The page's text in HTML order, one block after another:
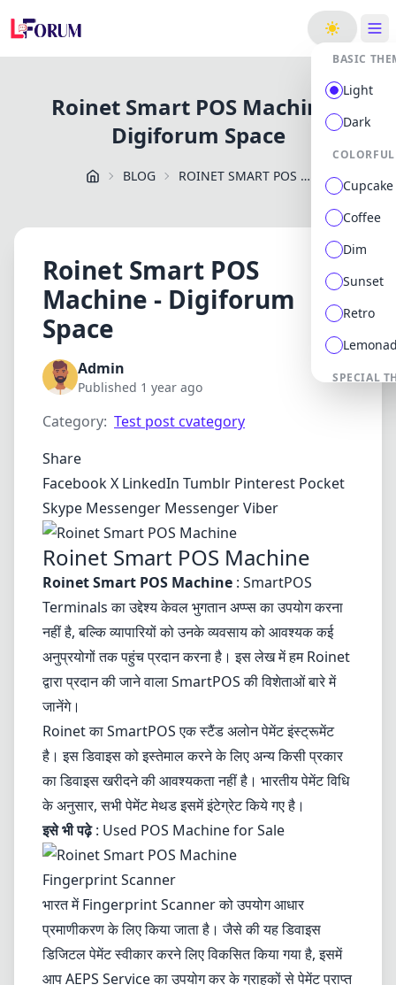
BASIC
Light
Dark
Cupcake
Coffee
Dim
Sunset
Retro
SPECIAL
NATURE
Garden
ELEGANT
Luxury
Roinet Smart POS Machine -
Digiforum Space
BLOG ROINET SMART POS MACHINE DIGIFORUM SPACE
Roinet Smart POS
Machine - Digiforum
Space
Admin
Published 1 year ago
Category: Test post cvategory
Share
FacebookX LinkedIn Tumblr Pinterest Pocket
Skype Messenger MessengerViber
Roinet Smart POS Machine
Roinet Smart POS Machine : SmartPOS
Terminals का उद्देश्य केवल भुगतान अप्प्स का उपयोग करना
नहीं है, बल्कि व्यापारियों को उनके व्यवसाय को आवश्यक कई
अनुप्रयोगों तक पहुंच प्रदान करना है। इस लेख में हम Roinet
द्वारा प्रदान की जाने वाला SmartPOS की विशेताओं बारे में
जानेंगे।
Roinet का SmartPOS एक स्टैंड अलोन पेमेंट इंस्ट्रूमेंट
है। इस डिवाइस को इस्तेमाल करने के लिए अन्य किसी प्रकार
का डिवाइस खरीदने की आवश्यकता नहीं है। भारतीय पेमेंट विधि
के अनुसार, सभी पेमेंट मेथड इसमें इंटेग्रेट किये गए है।
इसे भी पढ़े: Used POS Machine for Sale
Fingerprint Scanner
भारत में Fingerprint Scanner को उपयोग आधार
प्रमाणीकरण के लिए किया जाता है। जैसे की यह डिवाइस
डिजिटल पेमेंट स्वीकार करने लिए विकसित किया गया है, इसमें
आप AEPS Service का उपयोग कर के ग्राहकों से पेमेंट प्राप्त